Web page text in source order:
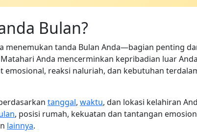
Bulan?
menemukan tanda Bulan Anda—bagian penting
Anda mencerminkan kepribadian luar
emosional, reaksi naluriah, dan kebutuhan
tanggal, waktu, dan lokasi kelahiran
, posisi rumah, kekuatan dan tantangan
lainnya.